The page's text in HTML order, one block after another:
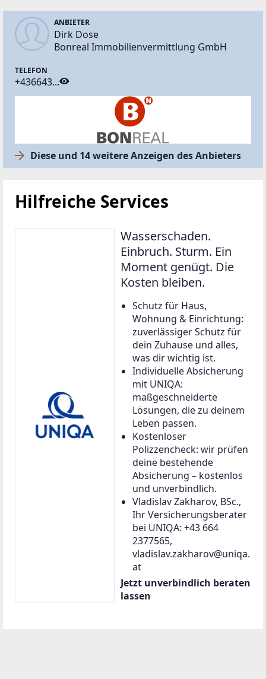
ANBIETER
Dirk Dose
Bonreal Immobilienvermittlung GmbH
TELEFON
+436643...
Diese und 14 weitere Anzeigen des Anbieters
Hilfreiche Services
Wasserschaden.
Einbruch. Sturm. Ein
Moment genügt. Die
Kosten bleiben.
Schutz für Haus,
Wohnung & Einrichtung:
zuverlässiger Schutz für
dein Zuhause und alles,
was dir wichtig ist.
Individuelle Absicherung
mit UNIQA:
maßgeschneiderte
Lösungen, die zu deinem
Leben passen.
Kostenloser
Polizzencheck: wir prüfen
deine bestehende
Absicherung – kostenlos
und unverbindlich.
Vladislav Zakharov, BSc.,
Ihr Versicherungsberater
bei UNIQA: +43 664
2377565,
vladislav.zakharov@uniqa.
at
Jetzt unverbindlich beraten
lassen